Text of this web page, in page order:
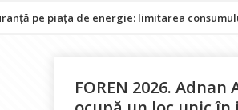
de energie: limitarea consumului, doar
FOREN 2026.